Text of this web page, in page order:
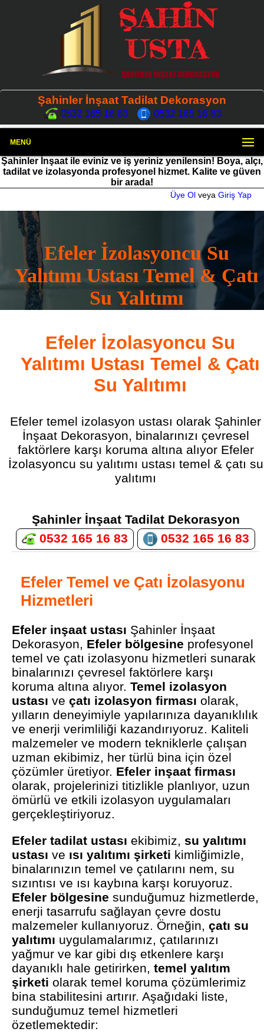
Şahinler İnşaat Tadilat Dekorasyon
0532 165 16 83 0532 165 16 83
MENÜ
Şahinler İnşaat ile eviniz ve iş yeriniz yenilensin! Boya, alçı,
tadilat ve izolasyonda profesyonel hizmet. Kalite ve güven
bir arada!
Üye Ol veya Giriş Yap
Efeler İzolasyoncu Su
Yalıtımı Ustası Temel & Çatı
Su Yalıtımı
0532 165 16 83
Efeler İzolasyoncu Su
Yalıtımı Ustası Temel & Çatı
Su Yalıtımı
Efeler temel izolasyon ustası olarak Şahinler
İnşaat Dekorasyon, binalarınızı çevresel
faktörlere karşı koruma altına alıyor Efeler
İzolasyoncu su yalıtımı ustası temel & çatı su
yalıtımı
Şahinler İnşaat Tadilat Dekorasyon
0532 165 16 83
0532 165 16 83
Efeler Temel ve Çatı İzolasyonu
Hizmetleri
Efeler inşaat ustası Şahinler İnşaat
Dekorasyon, Efeler bölgesine profesyonel
temel ve çatı izolasyonu hizmetleri sunarak
binalarınızı çevresel faktörlere karşı
koruma altına alıyor.Temel izolasyon
ustası veçatı izolasyon firması olarak,
yılların deneyimiyle yapılarınıza dayanıklılık
ve enerji verimliliği kazandırıyoruz. Kaliteli
malzemeler ve modern tekniklerle çalışan
uzman ekibimiz, her türlü bina için özel
çözümler üretiyor. Efeler inşaat firması
olarak, projelerinizi titizlikle planlıyor, uzun
ömürlü ve etkili izolasyon uygulamaları
gerçekleştiriyoruz.
Efeler tadilat ustası ekibimiz, su yalıtımı
ustası ve ısı yalıtımı şirketi kimliğimizle,
binalarınızın temel ve çatılarını nem, su
sızıntısı ve ısı kaybına karşı koruyoruz.
Efeler bölgesine sunduğumuz hizmetlerde,
enerji tasarrufu sağlayan çevre dostu
malzemeler kullanıyoruz. Örneğin,çatı su
yalıtımı uygulamalarımız, çatılarınızı
yağmur ve kar gibi dış etkenlere karşı
dayanıklı hale getirirken,temel yalıtım
şirketi olarak temel koruma çözümlerimiz
bina stabilitesini artırır. Aşağıdaki liste,
sunduğumuz temel hizmetleri
özetlemektedir: